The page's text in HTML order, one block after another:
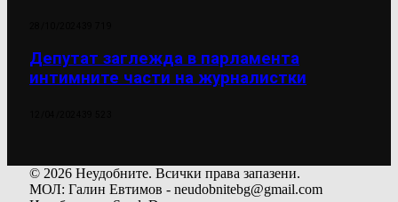
Депутат заглежда в парламента
интимните части на журналистки
© 2026 Неудобните. Всички права запазени.
МОЛ: Галин Евтимов - neudobnitebg@gmail.com